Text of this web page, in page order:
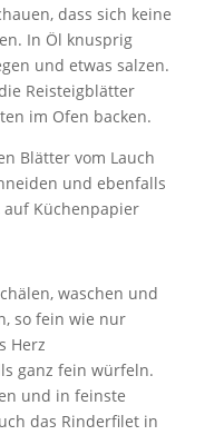
dass sich keine
In Öl knusprig
und etwas salzen.
Reisteigblätter
im Ofen backen.
Blätter vom Lauch
und ebenfalls
auf Küchenpapier
waschen und
so fein wie nur
Herz
ganz fein würfeln.
und in feinste
das Rinderfilet in